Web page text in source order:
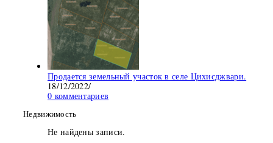
Продается земельный участок в селе Цихисджвари.
18/12/2022/
0 комментариев
Недвижимость
Не найдены записи.